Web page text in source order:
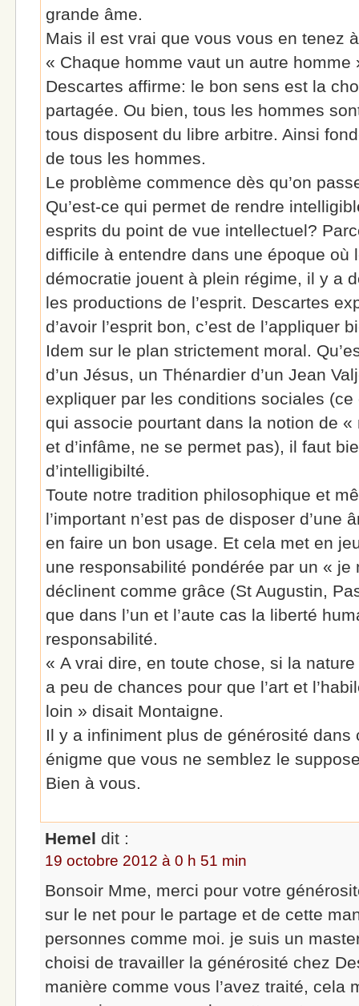
grande âme.
Mais il est vrai que vous vous en tenez
« Chaque homme vaut un autre homme
Descartes affirme: le bon sens est la
partagée. Ou bien, tous les hommes
tous disposent du libre arbitre. Ainsi
de tous les hommes.
Le problème commence dès qu’on
Qu’est-ce qui permet de rendre
esprits du point de vue intellectuel?
difficile à entendre dans une époque où
démocratie jouent à plein régime, il y a
les productions de l’esprit. Descartes
d’avoir l’esprit bon, c’est de l’appliquer
Idem sur le plan strictement moral.
d’un Jésus, un Thénardier d’un Jean
expliquer par les conditions sociales
qui associe pourtant dans la notion de «
et d’infâme, ne se permet pas), il faut
d’intelligibilté.
Toute notre tradition philosophique et
l’important n’est pas de disposer d’une
en faire un bon usage. Et cela met en
une responsabilité pondérée par un «
déclinent comme grâce (St Augustin,
que dans l’un et l’aute cas la liberté
responsabilité.
« A vrai dire, en toute chose, si la
a peu de chances pour que l’art et
loin » disait Montaigne.
Il y a infiniment plus de générosité dans
énigme que vous ne semblez le
Bien à vous.
Hemel dit :
19 octobre 2012 à 0 h 51 min
Bonsoir Mme, merci pour votre
sur le net pour le partage et de cette
personnes comme moi. je suis un
choisi de travailler la générosité chez
manière comme vous l’avez traité, cela